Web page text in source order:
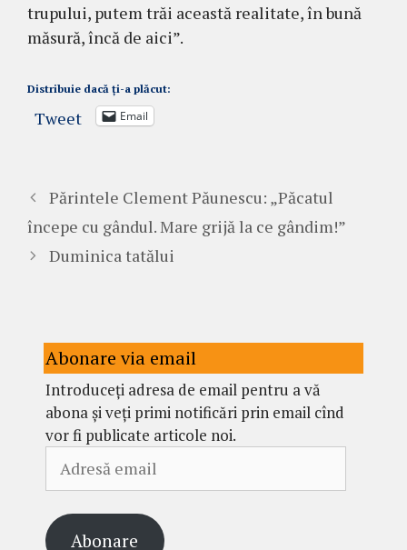
trupului, putem trăi această realitate, în bună
măsură, încă de aici”.
Distribuie dacă ți-a plăcut:
Tweet Email
Părintele Clement Păunescu: „Păcatul
începe cu gândul. Mare grijă la ce gândim!”
Duminica tatălui
Abonare via email
Introduceți adresa de email pentru a vă
abona și veți primi notificări prin email cînd
vor fi publicate articole noi.
email
Abonare